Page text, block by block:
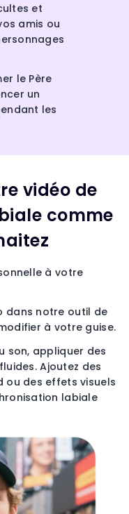
et
amis ou
le Père
un
les
vidéo de
comme
à votre
dans notre outil de
à votre guise.
son, appliquer des
Ajoutez des
ou des effets visuels
labiale